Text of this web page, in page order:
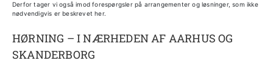
Derfor tager vi også imod forespørgsler på arrangementer og løsninger, som ikke
nødvendigvis er beskrevet her.
HØRNING – I NÆRHEDEN AF AARHUS OG
SKANDERBORG